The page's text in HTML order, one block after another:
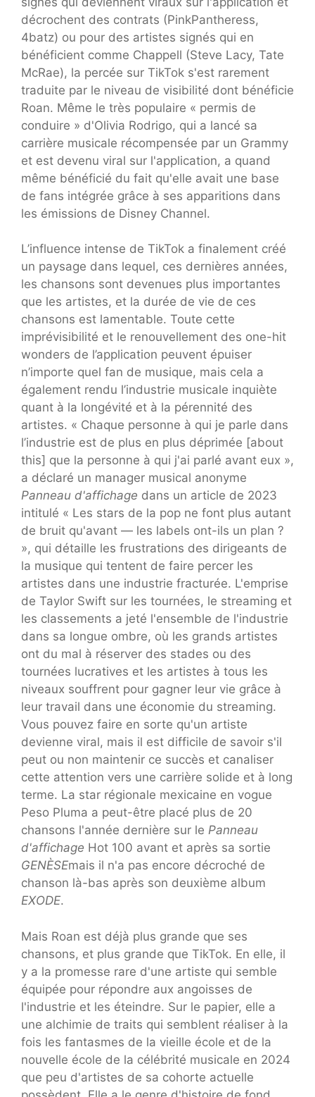
décrochent des contrats (PinkPantheress,
4batz) ou pour des artistes signés qui en
bénéficient comme Chappell (Steve Lacy, Tate
McRae), la percée sur TikTok s'est rarement
traduite par le niveau de visibilité dont bénéficie
Roan. Même le très populaire « permis de
conduire » d'Olivia Rodrigo, qui a lancé sa
carrière musicale récompensée par un Grammy
et est devenu viral sur l'application, a quand
même bénéficié du fait qu'elle avait une base
de fans intégrée grâce à ses apparitions dans
les émissions de Disney Channel.
L’influence intense de TikTok a finalement créé
un paysage dans lequel, ces dernières années,
les chansons sont devenues plus importantes
que les artistes, et la durée de vie de ces
chansons est lamentable. Toute cette
imprévisibilité et le renouvellement des one-hit
wonders de l’application peuvent épuiser
n’importe quel fan de musique, mais cela a
également rendu l’industrie musicale inquiète
quant à la longévité et à la pérennité des
artistes. « Chaque personne à qui je parle dans
l’industrie est de plus en plus déprimée [about
this] que la personne à qui j'ai parlé avant eux »,
a déclaré un manager musical anonyme
Panneau d'affichage dans un article de 2023
intitulé « Les stars de la pop ne font plus autant
de bruit qu'avant — les labels ont-ils un plan ?
», qui détaille les frustrations des dirigeants de
la musique qui tentent de faire percer les
artistes dans une industrie fracturée. L'emprise
de Taylor Swift sur les tournées, le streaming et
les classements a jeté l'ensemble de l'industrie
dans sa longue ombre, où les grands artistes
ont du mal à réserver des stades ou des
tournées lucratives et les artistes à tous les
niveaux souffrent pour gagner leur vie grâce à
leur travail dans une économie du streaming.
Vous pouvez faire en sorte qu'un artiste
devienne viral, mais il est difficile de savoir s'il
peut ou non maintenir ce succès et canaliser
cette attention vers une carrière solide et à long
terme. La star régionale mexicaine en vogue
Peso Pluma a peut-être placé plus de 20
chansons l'année dernière sur le Panneau
d'affichage Hot 100 avant et après sa sortie
GENÈSEmais il n'a pas encore décroché de
chanson là-bas après son deuxième album
EXODE.
Mais Roan est déjà plus grande que ses
chansons, et plus grande que TikTok. En elle, il
y a la promesse rare d'une artiste qui semble
équipée pour répondre aux angoisses de
l'industrie et les éteindre. Sur le papier, elle a
une alchimie de traits qui semblent réaliser à la
fois les fantasmes de la vieille école et de la
nouvelle école de la célébrité musicale en 2024
que peu d'artistes de sa cohorte actuelle